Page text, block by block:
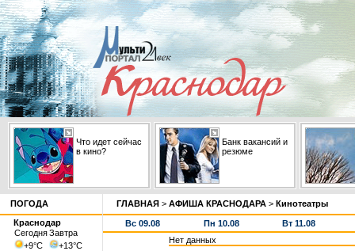
Что идет сейчас
в кино?
Банк вакансий и
резюме
ПОГОДА
Краснодар
СегодняЗавтра
+9°С +13°С
ГЛАВНАЯ > АФИША КРАСНОДАРА > Кинотеатры
Вс 09.08 Пн 10.08
Вт 11.08
Нет данных